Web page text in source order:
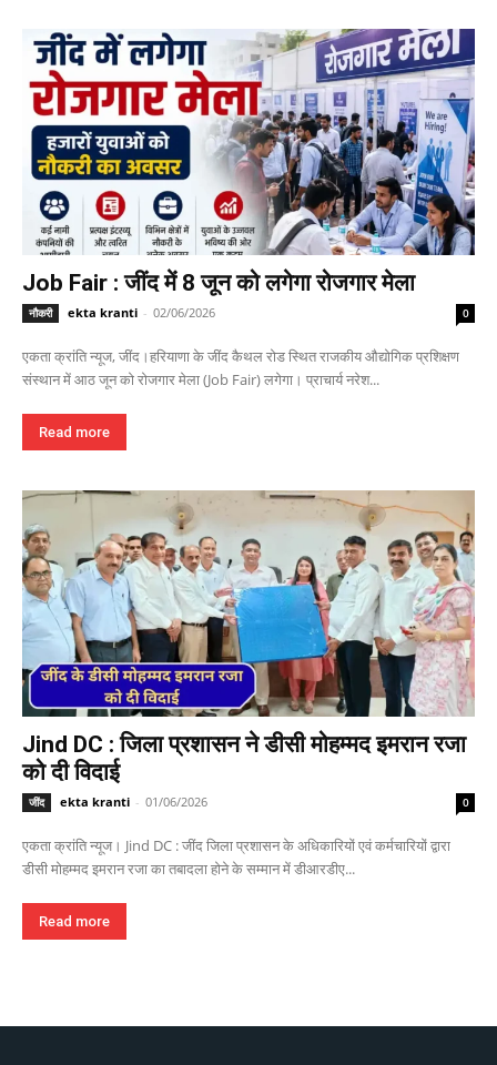
Job Fair : जींद में 8 जून को लगेगा रोजगार मेला
नौकरी ekta kranti - 02/06/2026 0
एकता क्रांति न्यूज, जींद।हरियाणा के जींद कैथल रोड स्थित राजकीय औद्योगिक प्रशिक्षण
संस्थान में आठ जून को रोजगार मेला (Job Fair) लगेगा। प्राचार्य नरेश...
Read more
Jind DC : जिला प्रशासन ने डीसी मोहम्मद इमरान रजा
को दी विदाई
जींद ekta kranti - 01/06/2026 0
एकता क्रांति न्यूज। Jind DC : जींद जिला प्रशासन के अधिकारियों एवं कर्मचारियों द्वारा
डीसी मोहम्मद इमरान रजा का तबादला होने के सम्मान में डीआरडीए...
Read more